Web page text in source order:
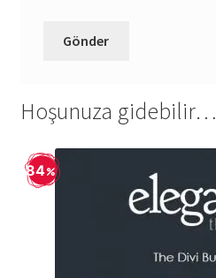
Hoşunuza gidebilir…
84